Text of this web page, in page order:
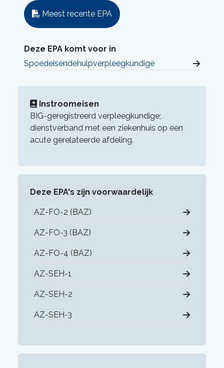
Meest recente EPA
Deze EPA komt voor in
Spoedeisendehulpverpleegkundige
Instroomeisen
BIG-geregistreerd verpleegkundige;
dienstverband met een ziekenhuis op een
acute gerelateerde afdeling.
Deze EPA's zijn voorwaardelijk
AZ-FO-2 (BAZ)
AZ-FO-3 (BAZ)
AZ-FO-4 (BAZ)
AZ-SEH-1
AZ-SEH-2
AZ-SEH-3